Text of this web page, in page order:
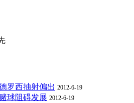
罗西抽射偏出 2012-6-19
球阻碍发展 2012-6-19